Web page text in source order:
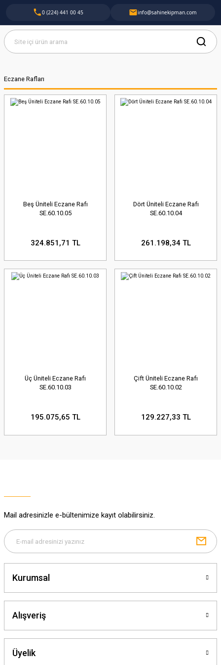
Eczane Rafları
Beş Üniteli Eczane Rafı
SE.60.10.05
324.851,71 TL
Dört Üniteli Eczane Rafı
SE.60.10.04
261.198,34 TL
Üç Üniteli Eczane Rafı
SE.60.10.03
195.075,65 TL
Çift Üniteli Eczane Rafı
SE.60.10.02
129.227,33 TL
Mail adresinizle e-bültenimize kayıt olabilirsiniz.
Kurumsal
Alışveriş
Üyelik
0 (224) 441 00 45 info@sahinekipman.com